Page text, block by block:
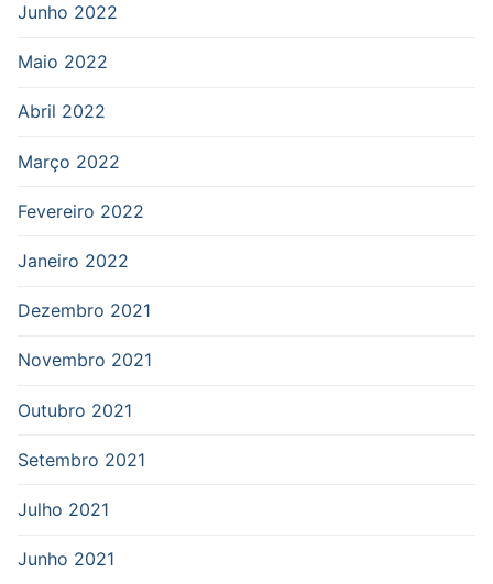
Junho 2022
Maio 2022
Abril 2022
Março 2022
Fevereiro 2022
Janeiro 2022
Dezembro 2021
Novembro 2021
Outubro 2021
Setembro 2021
Julho 2021
Junho 2021